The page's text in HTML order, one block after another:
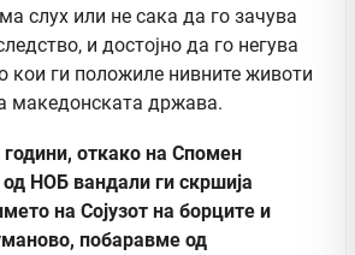
слух или не сака да го зачува
и достојно да го негува
кои ги положиле нивните животи
македонската држава.
години, откако на Спомен
НОБ вандали ги скршија
на Сојузот на борците и
побаравме од